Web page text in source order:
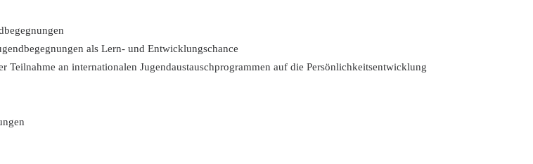
als Lern- und Entwicklungschance
an internationalen Jugendaustauschprogrammen auf die Persönlichkeitsentwicklung